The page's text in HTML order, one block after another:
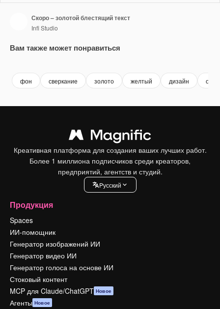
Скоро – золотой блестящий текст
Infi Studio
Вам также может понравиться
фон сверкание золото желтый дизайн
Креативная платформа для создания ваших лучших работ.
Более 1 миллиона подписчиков среди креаторов,
предприятий, агентств и студий.
Pусский
Продукция
Spaces
ИИ-помощник
Генератор изображений ИИ
Генератор видео ИИ
Генератор голоса на основе ИИ
Стоковый контент
MCP для Claude/ChatGPT Новое
Агенты Новое